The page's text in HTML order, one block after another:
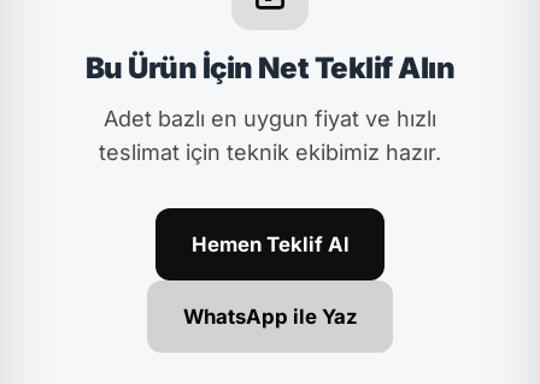
Bu Ürün İçin Net Teklif Alın
Adet bazlı en uygun fiyat ve hızlı
teslimat için teknik ekibimiz hazır.
Hemen Teklif Al
WhatsApp ile Yaz